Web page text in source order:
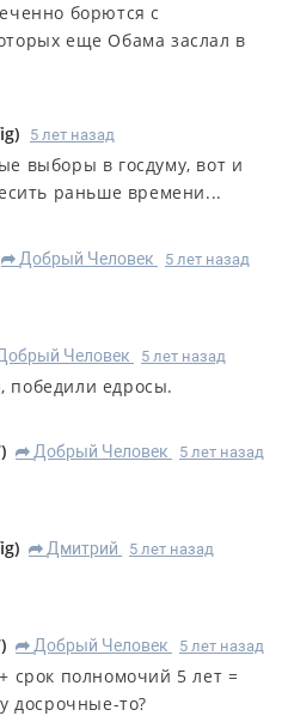
борются с
еще Обама заслал в
) 5 лет назад
выборы в госдуму, вот и
раньше времени...
R Добрый Человек 5 лет назад
Человек 5 лет назад
едросы.
) R Добрый Человек 5 лет назад
) R Дмитрий 5 лет назад
) R Добрый Человек 5 лет назад
срок полномочий 5 лет =
досрочные-то?